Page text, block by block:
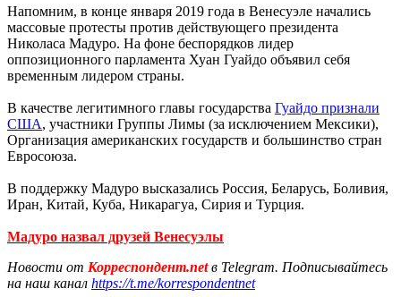
Напомним, в конце января 2019 года в Венесуэле начались
массовые протесты против действующего президента
Николаса Мадуро. На фоне беспорядков лидер
оппозиционного парламента Хуан Гуайдо объявил себя
временным лидером страны.
В качестве легитимного главы государства Гуайдо признали
США, участники Группы Лимы (за исключением Мексики),
Организация американских государств и большинство стран
Евросоюза.
В поддержку Мадуро высказались Россия, Беларусь, Боливия,
Иран, Китай, Куба, Никарагуа, Сирия и Турция.
Мадуро назвал друзей Венесуэлы
Новости от Корреспондент.netв Telegram. Подписывайтесь
на наш канал https://t.me/korrespondentnet